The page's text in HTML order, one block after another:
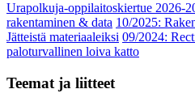
Urapolkuja-oppilaitoskiertue 2026-
rakentaminen & data 10/2025:
Jätteistä materiaaleiksi 09/2024:
paloturvallinen loiva katto
Teemat ja liitteet